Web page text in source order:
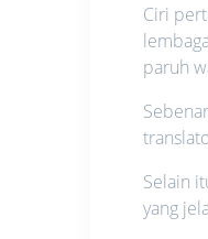
Ciri
paruh
Selain
yang